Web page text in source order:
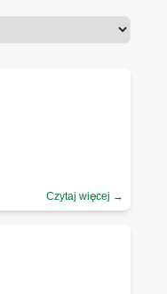
Czytaj więcej →